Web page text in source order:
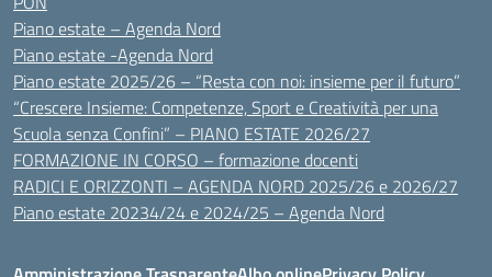
Piano estate – Agenda Nord
Piano estate -Agenda Nord
Piano estate 2025/26 – “Resta con noi: insieme per il futuro”
“Crescere Insieme: Competenze, Sport e Creatività per una
Scuola senza Confini” – PIANO ESTATE 2026/27
FORMAZIONE IN CORSO – formazione docenti
RADICI E ORIZZONTI – AGENDA NORD 2025/26 e 2026/27
Piano estate 20234/24 e 2024/25 – Agenda Nord